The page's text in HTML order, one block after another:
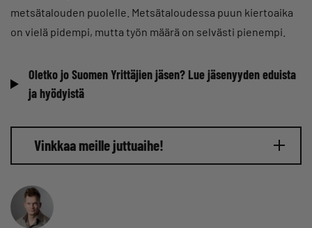
metsätalouden puolelle. Metsätaloudessa puun kiertoaika
on vielä pidempi, mutta työn määrä on selvästi pienempi.
Oletko jo Suomen Yrittäjien jäsen? Lue jäsenyyden eduista
ja hyödyistä
Vinkkaa meille juttuaihe!